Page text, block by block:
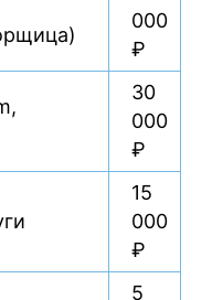
000
₽
30
000
₽
15
000
₽
5